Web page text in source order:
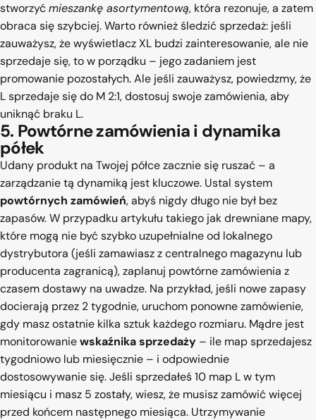
stworzyćmieszankę asortymentową, która rezonuje, a zatem
obraca się szybciej. Warto również śledzić sprzedaż: jeśli
zauważysz, że wyświetlacz XL budzi zainteresowanie, ale nie
sprzedaje się, to w porządku – jego zadaniem jest
promowanie pozostałych. Ale jeśli zauważysz, powiedzmy, że
L sprzedaje się do M 2:1, dostosuj swoje zamówienia, aby
uniknąć braku L.
5. Powtórne zamówienia i dynamika
półek
Udany produkt na Twojej półce zacznie się ruszać – a
zarządzanie tą dynamiką jest kluczowe. Ustal system
powtórnych zamówień, abyś nigdy długo nie był bez
zapasów. W przypadku artykułu takiego jak drewniane mapy,
które mogą nie być szybko uzupełnialne od lokalnego
dystrybutora (jeśli zamawiasz z centralnego magazynu lub
producenta zagranicą), zaplanuj powtórne zamówienia z
czasem dostawy na uwadze. Na przykład, jeśli nowe zapasy
docierają przez 2 tygodnie, uruchom ponowne zamówienie,
gdy masz ostatnie kilka sztuk każdego rozmiaru. Mądre jest
monitorowaniewskaźnika sprzedaży – ile map sprzedajesz
tygodniowo lub miesięcznie – i odpowiednie
dostosowywanie się. Jeśli sprzedałeś 10 map L w tym
miesiącu i masz 5 zostały, wiesz, że musisz zamówić więcej
przed końcem następnego miesiąca. Utrzymywanie